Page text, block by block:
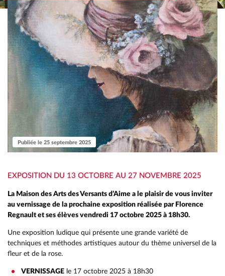
MIGNONNE, ALLONS VOIR SI LA ROSE…
Publiée le 25 septembre 2025
EXPOSITION DU 13 OCTOBRE AU 27 NOVEMBRE 2025
La Maison des Arts des Versants d’Aime a le plaisir de vous inviter
au vernissage de la prochaine exposition réalisée par Florence
Regnault et ses élèves vendredi 17 octobre 2025 à 18h30.
Une exposition ludique qui présente une grande variété de
techniques et méthodes artistiques autour du thème universel de la
fleur et de la rose.
VERNISSAGE le 17 octobre 2025 à 18h30